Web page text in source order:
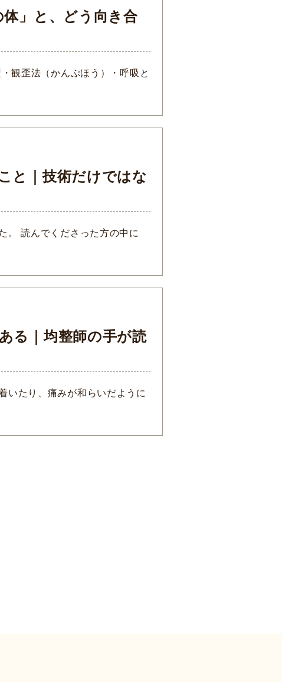
体」と、どう向き合
観歪法（かんぷほう）・呼吸と
と｜技術だけではな
。 読んでくださった方の中に
る｜均整師の手が読
いたり、痛みが和らいだように